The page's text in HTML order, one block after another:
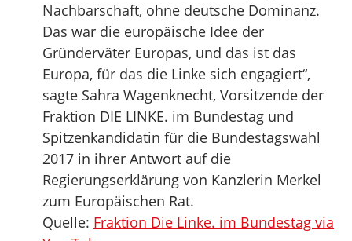
Nachbarschaft, ohne deutsche Dominanz.
Das war die europäische Idee der
Gründerväter Europas, und das ist das
Europa, für das die Linke sich engagiert“,
sagte Sahra Wagenknecht, Vorsitzende der
Fraktion DIE LINKE. im Bundestag und
Spitzenkandidatin für die Bundestagswahl
2017 in ihrer Antwort auf die
Regierungserklärung von Kanzlerin Merkel
zum Europäischen Rat.
Quelle: Fraktion Die Linke. im Bundestag via